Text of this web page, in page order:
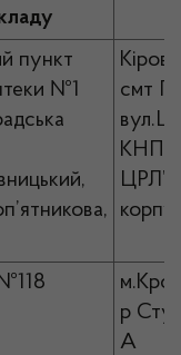
пункт
№1
смт
КНП
ЦРЛ”,
р
А